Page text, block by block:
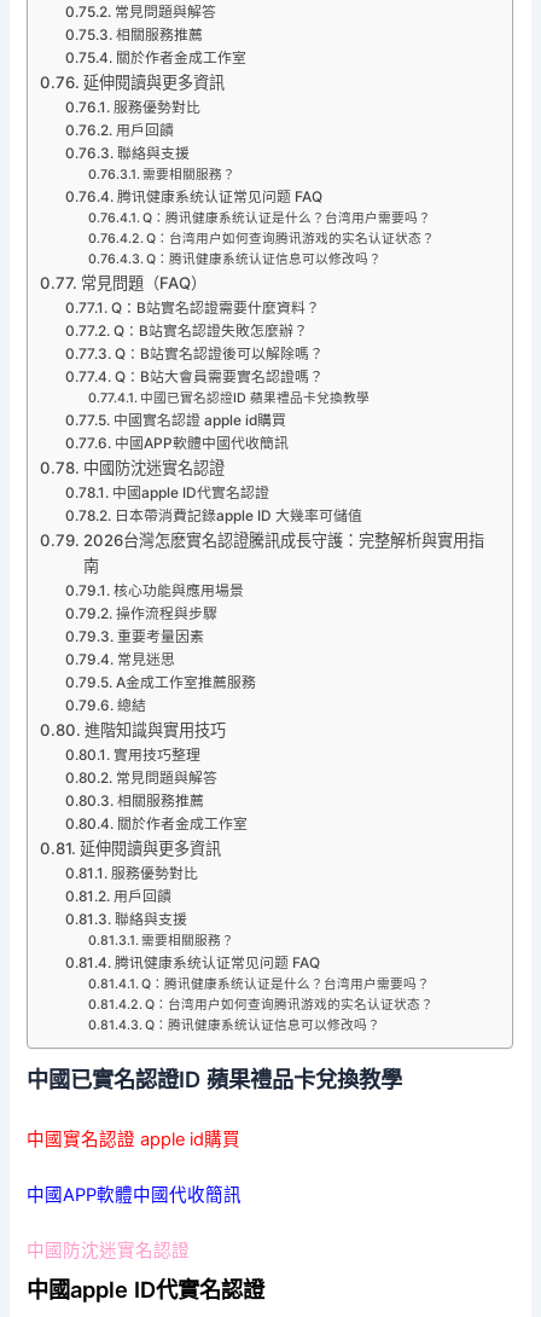
常見問題與解答
相關服務推薦
關於作者金成工作室
延伸閱讀與更多資訊
服務優勢對比
用戶回饋
聯絡與支援
需要相關服務？
腾讯健康系统认证常见问题 FAQ
Q：腾讯健康系统认证是什么？台湾用户需要吗？
Q：台湾用户如何查询腾讯游戏的实名认证状态？
Q：腾讯健康系统认证信息可以修改吗？
常見問題（FAQ）
Q：B站實名認證需要什麼資料？
Q：B站實名認證失敗怎麼辦？
Q：B站實名認證後可以解除嗎？
Q：B站大會員需要實名認證嗎？
中國已實名認證ID 蘋果禮品卡兌換教學
中國實名認證 apple id購買
中國APP軟體中國代收簡訊
中國防沈迷實名認證
中國apple ID代實名認證
日本帶消費記錄apple ID 大幾率可儲值
2026台灣怎麽實名認證騰訊成長守護：完整解析與實用指
南
核心功能與應用場景
操作流程與步驟
重要考量因素
常見迷思
A金成工作室推薦服務
總結
進階知識與實用技巧
實用技巧整理
常見問題與解答
相關服務推薦
關於作者金成工作室
延伸閱讀與更多資訊
服務優勢對比
用戶回饋
聯絡與支援
需要相關服務？
腾讯健康系统认证常见问题 FAQ
Q：腾讯健康系统认证是什么？台湾用户需要吗？
Q：台湾用户如何查询腾讯游戏的实名认证状态？
Q：腾讯健康系统认证信息可以修改吗？
中國已實名認證ID 蘋果禮品卡兌換教學
中國實名認證 apple id購買
中國APP軟體中國代收簡訊
中國防沈迷實名認證
中國apple ID代實名認證